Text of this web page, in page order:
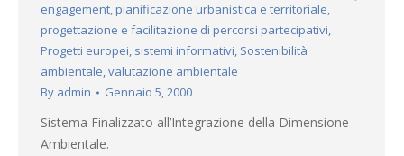
engagement, pianificazione urbanistica e territoriale,
progettazione e facilitazione di percorsi partecipativi,
Progetti europei, sistemi informativi, Sostenibilità
ambientale,valutazione ambientale
By admin Gennaio 5, 2000
Sistema Finalizzato all’Integrazione della Dimensione
Ambientale.